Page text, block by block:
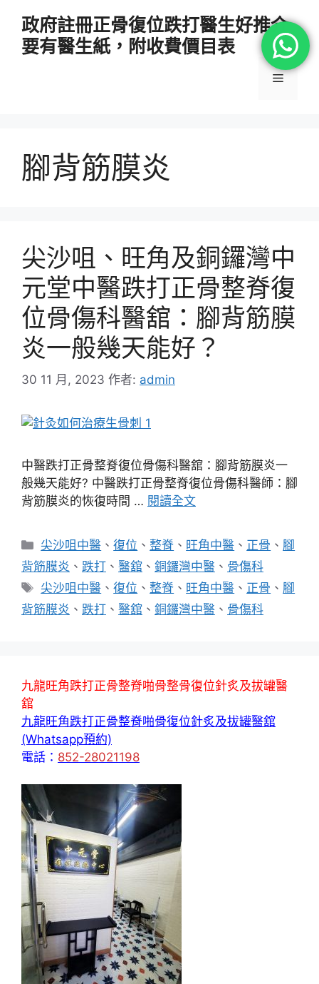
政府註冊正骨復位跌打醫生好推介
要有醫生紙，附收費價目表
選
腳背筋膜炎
尖沙咀、旺角及銅鑼灣中
元堂中醫跌打正骨整脊復
位骨傷科醫舘：腳背筋膜
炎一般幾天能好？
30 11 月, 2023 作者: admin
中醫跌打正骨整脊復位骨傷科醫舘：腳背筋膜炎一
般幾天能好? 中醫跌打正骨整脊復位骨傷科醫師：腳
背筋膜炎的恢復時間 … 閱讀全文
分
類
尖沙咀中醫 、復位 、整脊 、 旺角中醫 、 正骨 、 腳
背筋膜炎 、 跌打 、 醫舘 、 銅鑼灣中醫 、 骨傷科
標
籤
尖沙咀中醫 、復位 、整脊 、 旺角中醫 、 正骨 、 腳
背筋膜炎 、 跌打 、 醫舘 、 銅鑼灣中醫 、 骨傷科
九龍旺角跌打正骨整脊啪骨整骨復位針炙及拔罐醫
舘
九龍旺角跌打正骨整脊啪骨復位針炙及拔罐醫舘
(Whatsapp預約)
電話： 852-28021198